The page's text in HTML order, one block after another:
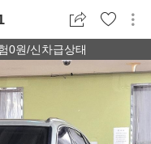
0원/신차급상태